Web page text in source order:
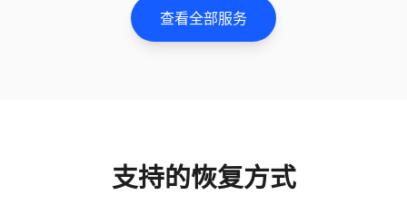
查看全部服务
支持的恢复方式